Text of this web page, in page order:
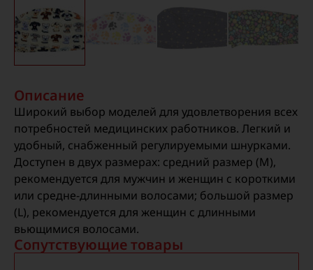
Описание
Широкий выбор моделей для удовлетворения всех
потребностей медицинских работников. Легкий и
удобный, снабженный регулируемыми шнурками.
Доступен в двух размерах: средний размер (M),
рекомендуется для мужчин и женщин с короткими
или средне-длинными волосами; большой размер
(L), рекомендуется для женщин с длинными
вьющимися волосами.
Сопутствующие товары